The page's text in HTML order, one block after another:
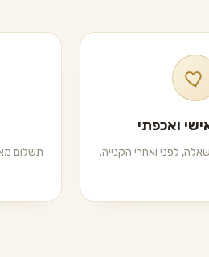
ואכפתי
לפני ואחרי הקנייה.
תשלום